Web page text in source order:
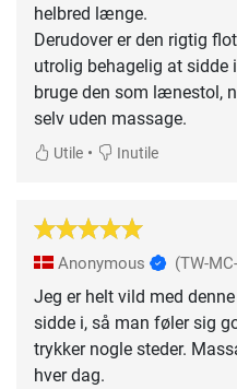
helbred længe.
Derudover er den rigtig
utrolig behagelig at sidde
bruge den som lænestol,
selv uden massage.
Utile • Inutile
Anonymous (TW-
Jeg er helt vild med
sidde i, så man føler sig
trykker nogle steder.
hver dag.